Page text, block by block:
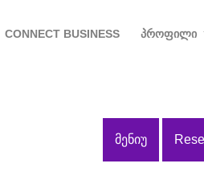
CONNECT BUSINESS ᲞᲠᲝᲤᲘᲚᲘ
ᲛᲔᲜᲘᲣ